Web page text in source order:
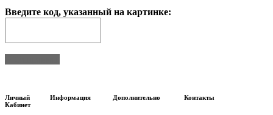
Введите код, указанный на картинке:
Личный
Кабинет
Информация Дополнительно Контакты